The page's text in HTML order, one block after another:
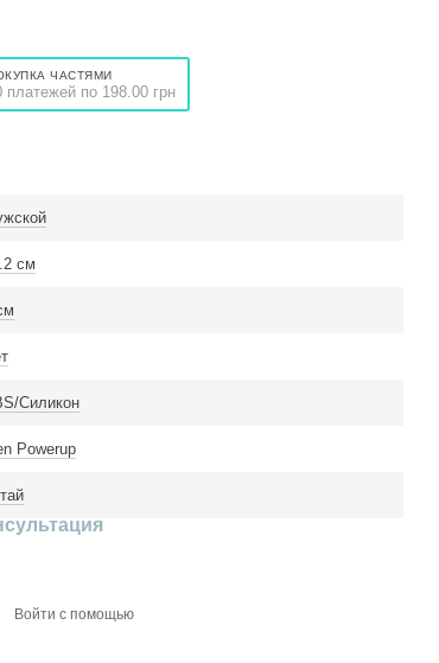
ЧАСТЯМИ
платежей по 198.00 грн
см
Силикон
Powerup
Войти с помощью